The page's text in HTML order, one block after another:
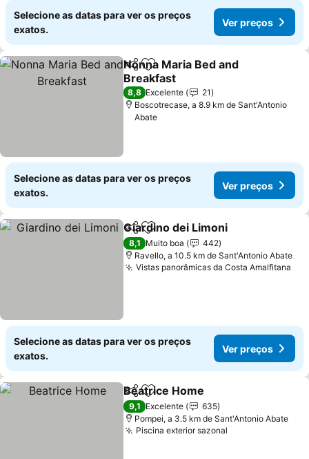
Selecione as datas para ver os preços
exatos.
Ver preços
PartilharAdicionar aos favoritos
Nonna Maria Bed and
Breakfast
8,8 Excelente
21
Boscotrecase, a 8.9 km de Sant'Antonio
Abate
Selecione as datas para ver os preços
exatos.
Ver preços
PartilharAdicionar aos favoritos
Giardino dei Limoni
8,1 Muito boa
442
Ravello, a 10.5 km de Sant'Antonio Abate
Vistas panorâmicas da Costa Amalfitana
Selecione as datas para ver os preços
exatos.
Ver preços
PartilharAdicionar aos favoritos
Beatrice Home
9,1 Excelente
635
Pompei, a 3.5 km de Sant'Antonio Abate
Piscina exterior sazonal